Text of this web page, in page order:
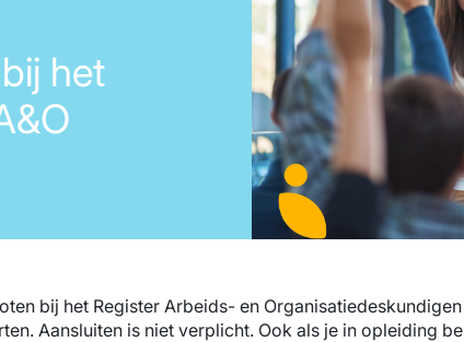
het
bij het Register Arbeids- en
Aansluiten is niet verplicht. Ook als je in opleiding